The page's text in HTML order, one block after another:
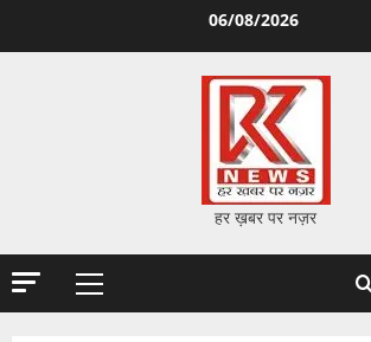
06/08/2026
हर ख़बर पर नज़र
Primary